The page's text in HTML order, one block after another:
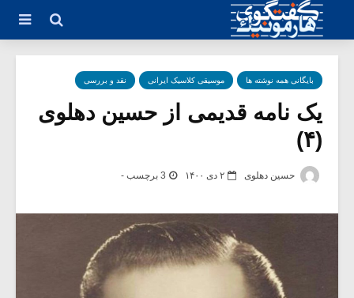
بایگانی همه نوشته ها موسیقی کلاسیک ایرانی نقد و بررسی
یک نامه قدیمی از حسین دهلوی
(۴)
حسین دهلوی ۲ دی ۱۴۰۰ 3 برچسب -